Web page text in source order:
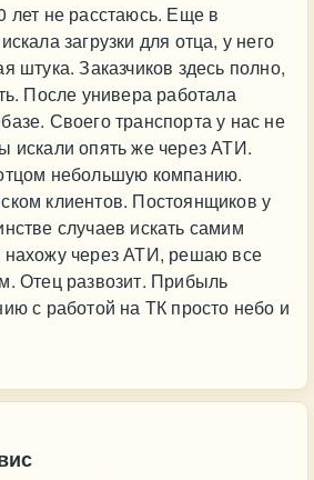
не расстаюсь. Еще в
загрузки для отца, у него
штука. Заказчиков здесь полно,
После универа работала
Своего транспорта у нас не
искали опять же через АТИ.
небольшую компанию.
клиентов. Постоянщиков у
случаев искать самим
нахожу через АТИ, решаю все
Отец развозит. Прибыль
с работой на ТК просто небо и